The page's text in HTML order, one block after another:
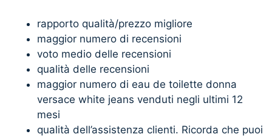
rapporto qualità/prezzo migliore
maggior numero di recensioni
voto medio delle recensioni
qualità delle recensioni
maggior numero di eau de toilette donna
versace white jeans venduti negli ultimi 12
mesi
qualità dell’assistenza clienti. Ricorda che puoi